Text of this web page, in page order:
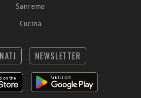
Sanremo
Cucina
NEWSLETTER